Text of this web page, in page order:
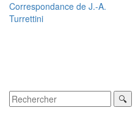
Correspondance de J.-A.
Turrettini